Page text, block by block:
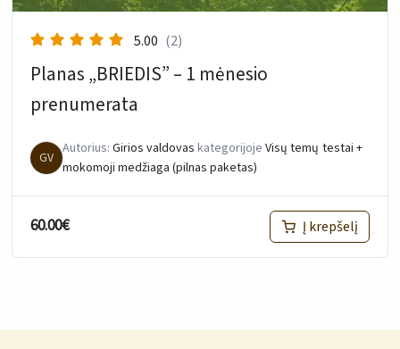
5.00 (2)
Planas „BRIEDIS” – 1 mėnesio
prenumerata
GV
Autorius: Girios valdovas kategorijojeVisų temų testai +
mokomoji medžiaga (pilnas paketas)
60.00€ Į krepšelį